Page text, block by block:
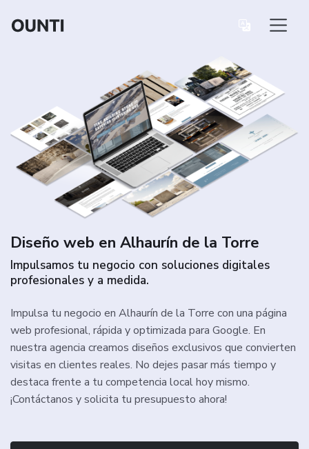
Diseño web en Alhaurín de la Torre
Impulsamos tu negocio con soluciones digitales
profesionales y a medida.
Impulsa tu negocio en Alhaurín de la Torre con una página
web profesional, rápida y optimizada para Google. En
nuestra agencia creamos diseños exclusivos que convierten
visitas en clientes reales. No dejes pasar más tiempo y
destaca frente a tu competencia local hoy mismo.
¡Contáctanos y solicita tu presupuesto ahora!